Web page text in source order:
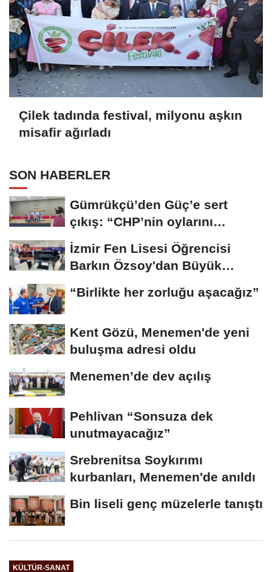
Çilek tadında festival, milyonu aşkın
misafir ağırladı
SON HABERLER
Gümrükçü’den Güç’e sert
çıkış: “CHP’nin oylarını
cebine...
İzmir Fen Lisesi Öğrencisi
Barkın Özsoy'dan Büyük
“Birlikte her zorluğu aşacağız”
Kent Gözü, Menemen'de yeni
buluşma adresi oldu
Menemen’de dev açılış
Pehlivan “Sonsuza dek
unutmayacağız”
Srebrenitsa Soykırımı
kurbanları, Menemen'de anıldı
Bin liseli genç müzelerle tanıştı
KÜLTÜR-SANAT